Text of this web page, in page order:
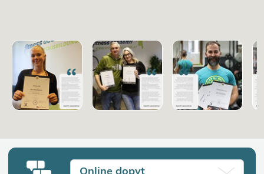
Online dopyt